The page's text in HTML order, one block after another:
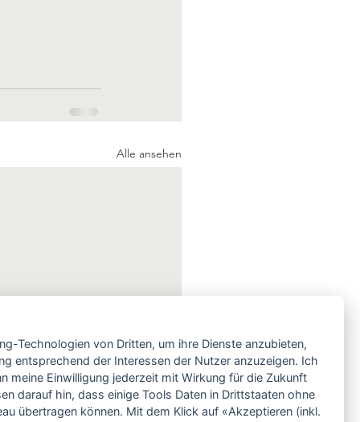
Alle ansehen
Technologien von Dritten, um ihre Dienste anzubieten,
entsprechend der Interessen der Nutzer anzuzeigen. Ich
meine Einwilligung jederzeit mit Wirkung für die Zukunft
darauf hin, dass einige Tools Daten in Drittstaaten ohne
übertragen können. Mit dem Klick auf «Akzeptieren (inkl.